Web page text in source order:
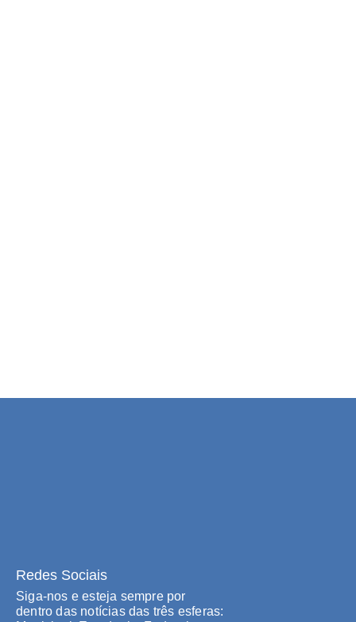
Redes Sociais
Siga-nos e esteja sempre por
dentro das notícias das três esferas: